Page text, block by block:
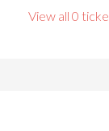
View all 0